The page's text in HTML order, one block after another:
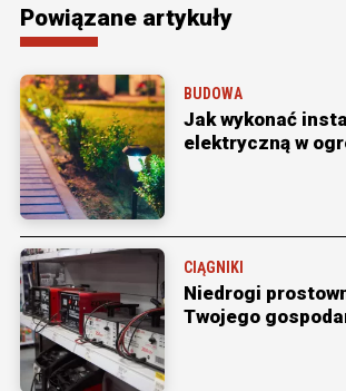
Powiązane artykuły
BUDOWA
Jak wykonać
elektryczną w
CIĄGNIKI
Niedrogi
Twojego